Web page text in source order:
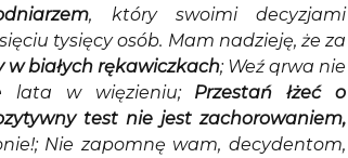
, który swoimi decyzjami
tysięcy osób. Mam nadzieję, że za
w białych rękawiczkach; Weź qrwa nie
lata w więzieniu; Przestań łżeć o
test nie jest zachorowaniem,
Nie zapomnę wam, decydentom,